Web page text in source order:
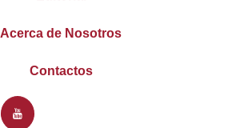
Acerca de Nosotros
Contactos